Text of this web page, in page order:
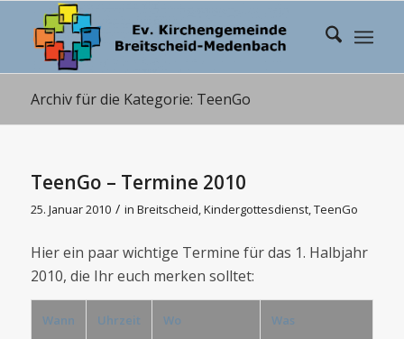
Archiv für die Kategorie: TeenGo
TeenGo – Termine 2010
25. Januar 2010 / in Breitscheid,Kindergottesdienst,TeenGo
Hier ein paar wichtige Termine für das 1. Halbjahr
2010, die Ihr euch merken solltet:
Wann Uhrzeit Wo Was